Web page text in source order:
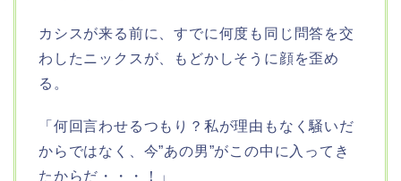
カシスが来る前に、すでに何度も同じ問答を交
わしたニックスが、もどかしそうに顔を歪め
る。
「何回言わせるつもり？私が理由もなく騒いだ
からではなく、今”あの男”がこの中に入ってき
たからだ・・・！」